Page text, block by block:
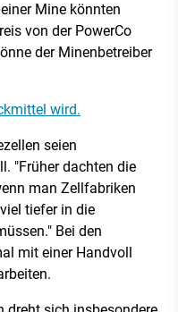
Mine könnten
von der PowerCo
der Minenbetreiber
wird.
seien
"Früher dachten die
man Zellfabriken
tiefer in die
Bei den
mit einer Handvoll